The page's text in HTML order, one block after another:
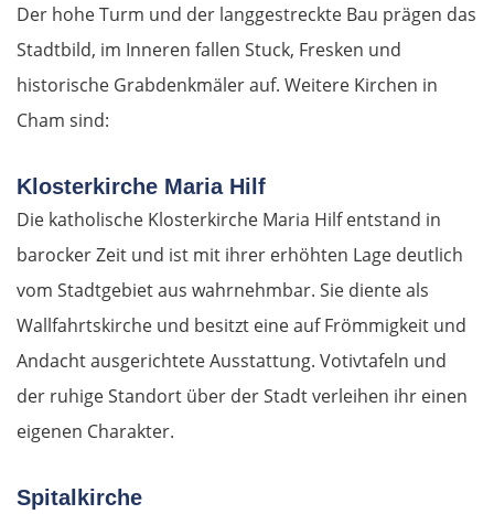
Der hohe Turm und der langgestreckte Bau prägen das
Stadtbild, im Inneren fallen Stuck, Fresken und
historische Grabdenkmäler auf. Weitere Kirchen in
Cham sind:
Klosterkirche Maria Hilf
Die katholische Klosterkirche Maria Hilf entstand in
barocker Zeit und ist mit ihrer erhöhten Lage deutlich
vom Stadtgebiet aus wahrnehmbar. Sie diente als
Wallfahrtskirche und besitzt eine auf Frömmigkeit und
Andacht ausgerichtete Ausstattung. Votivtafeln und
der ruhige Standort über der Stadt verleihen ihr einen
eigenen Charakter.
Spitalkirche